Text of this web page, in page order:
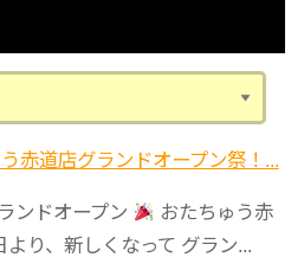
赤道店グランドオープン祭！...
ンドオープン
おたちゅう赤
より、新しくなって グラン...